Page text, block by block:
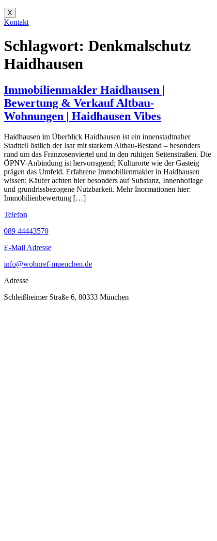
X
Kontakt
Schlagwort: Denkmalschutz
Haidhausen
Immobilienmakler Haidhausen |
Bewertung & Verkauf Altbau-
Wohnungen | Haidhausen Vibes
Haidhausen im Überblick Haidhausen ist ein innenstadtnaher
Stadtteil östlich der Isar mit starkem Altbau-Bestand – besonders
rund um das Franzosenviertel und in den ruhigen Seitenstraßen. Die
ÖPNV-Anbindung ist hervorragend; Kulturorte wie der Gasteig
prägen das Umfeld. Erfahrene Immobilienmakler in Haidhausen
wissen: Käufer achten hier besonders auf Substanz, Innenhoflage
und grundrissbezogene Nutzbarkeit. Mehr Inormationen hier:
Immobilienbewertung […]
Telefon
089 44443570
E-Mail Adresse
info@wohnref-muenchen.de
Adresse
Schleißheimer Straße 6, 80333 München